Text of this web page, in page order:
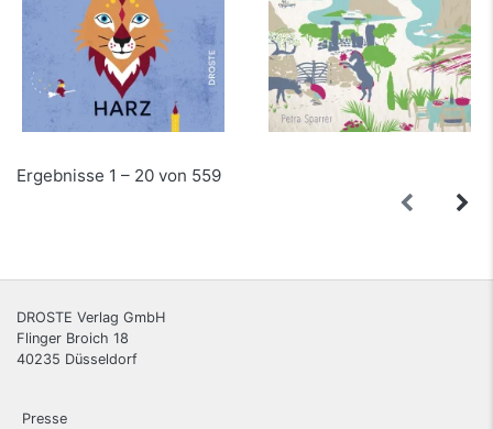
Ergebnisse 1 – 20 von 559
DROSTE Verlag GmbH
Flinger Broich 18
40235 Düsseldorf
Presse